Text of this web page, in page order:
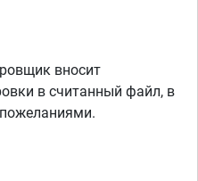
вносит
в считанный файл, в